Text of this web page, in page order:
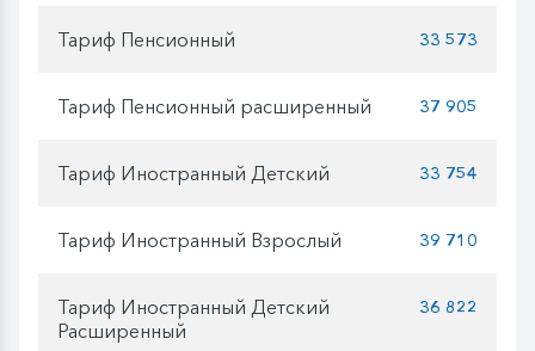
Тариф Пенсионный 33 573
Тариф Пенсионный расширенный 37 905
Тариф Иностранный Детский 33 754
Тариф Иностранный Взрослый 39 710
Тариф Иностранный Детский
Расширенный
36 822